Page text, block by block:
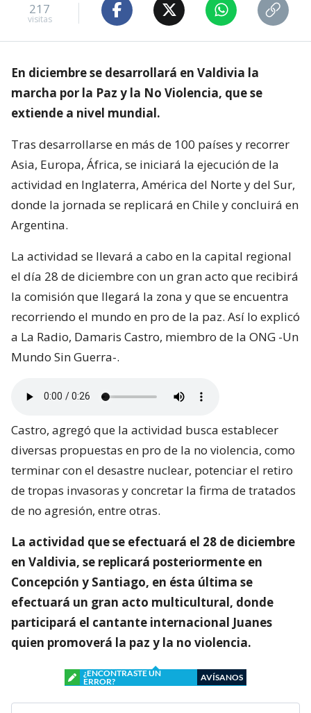
217
visitas
En diciembre se desarrollará en Valdivia la
marcha por la Paz y la No Violencia, que se
extiende a nivel mundial.
Tras desarrollarse en más de 100 países y recorrer
Asia, Europa, África, se iniciará la ejecución de la
actividad en Inglaterra, América del Norte y del Sur,
donde la jornada se replicará en Chile y concluirá en
Argentina.
La actividad se llevará a cabo en la capital regional
el día 28 de diciembre con un gran acto que recibirá
la comisión que llegará la zona y que se encuentra
recorriendo el mundo en pro de la paz. Así lo explicó
a La Radio, Damaris Castro, miembro de la ONG -Un
Mundo Sin Guerra-.
Castro, agregó que la actividad busca establecer
diversas propuestas en pro de la no violencia, como
terminar con el desastre nuclear, potenciar el retiro
de tropas invasoras y concretar la firma de tratados
de no agresión, entre otras.
La actividad que se efectuará el 28 de diciembre
en Valdivia, se replicará posteriormente en
Concepción y Santiago, en ésta última se
efectuará un gran acto multicultural, donde
participará el cantante internacional Juanes
quien promoverá la paz y la no violencia.
¿ENCONTRASTE UN
ERROR?
AVÍSANOS